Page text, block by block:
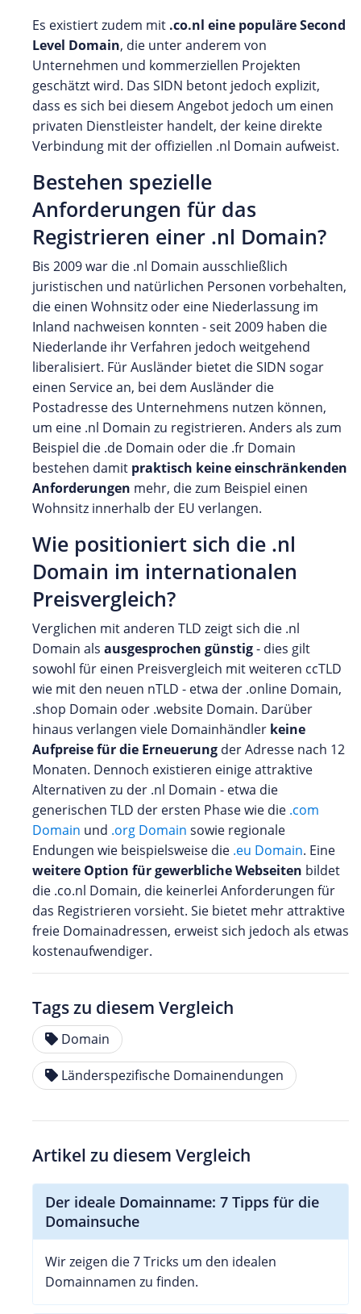
Es existiert zudem mit .co.nl eine populäre Second
Level Domain, die unter anderem von
Unternehmen und kommerziellen Projekten
geschätzt wird. Das SIDN betont jedoch explizit,
dass es sich bei diesem Angebot jedoch um einen
privaten Dienstleister handelt, der keine direkte
Verbindung mit der offiziellen .nl Domain aufweist.
Bestehen spezielle
Anforderungen für das
Registrieren einer .nl Domain?
Bis 2009 war die .nl Domain ausschließlich
juristischen und natürlichen Personen vorbehalten,
die einen Wohnsitz oder eine Niederlassung im
Inland nachweisen konnten - seit 2009 haben die
Niederlande ihr Verfahren jedoch weitgehend
liberalisiert. Für Ausländer bietet die SIDN sogar
einen Service an, bei dem Ausländer die
Postadresse des Unternehmens nutzen können,
um eine .nl Domain zu registrieren. Anders als zum
Beispiel die .de Domain oder die .fr Domain
bestehen damit praktisch keine einschränkenden
Anforderungen mehr, die zum Beispiel einen
Wohnsitz innerhalb der EU verlangen.
Wie positioniert sich die .nl
Domain im internationalen
Preisvergleich?
Verglichen mit anderen TLD zeigt sich die .nl
Domain als ausgesprochen günstig- dies gilt
sowohl für einen Preisvergleich mit weiteren ccTLD
wie mit den neuen nTLD - etwa der .online Domain,
.shop Domain oder .website Domain. Darüber
hinaus verlangen viele Domainhändler keine
Aufpreise für die Erneuerung der Adresse nach 12
Monaten. Dennoch existieren einige attraktive
Alternativen zu der .nl Domain - etwa die
generischen TLD der ersten Phase wie die .com
Domain und .org Domain sowie regionale
Endungen wie beispielsweise die .eu Domain. Eine
weitere Option für gewerbliche Webseiten bildet
die .co.nl Domain, die keinerlei Anforderungen für
das Registrieren vorsieht. Sie bietet mehr attraktive
freie Domainadressen, erweist sich jedoch als etwas
kostenaufwendiger.
Tags zu diesem Vergleich
Domain
Länderspezifische Domainendungen
Artikel zu diesem Vergleich
Der ideale Domainname: 7 Tipps für die
Domainsuche
Wir zeigen die 7 Tricks um den idealen
Domainnamen zu finden.